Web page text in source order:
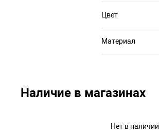
Цвет
Материал
Наличие в магазинах
Нет в наличии